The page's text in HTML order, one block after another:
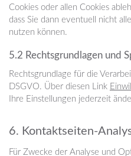
Cookies oder allen Cookies
dass Sie dann eventuell nicht
nutzen können.
5.2 Rechtsgrundlagen und
Rechtsgrundlage für die
DSGVO. Über diesen Link
Ihre Einstellungen jederzeit
6. Kontaktseiten-
Für Zwecke der Analyse und